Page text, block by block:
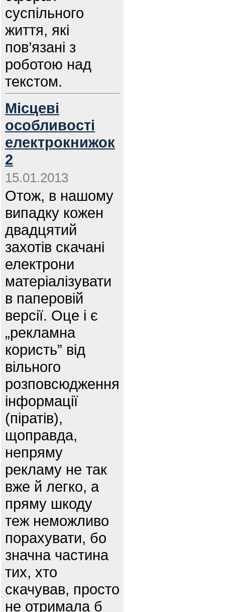
суспільного
життя, які
пов’язані з
роботою над
текстом.
Місцеві
особливості
електрокнижок
2
15.01.2013
Отож, в нашому
випадку кожен
двадцятий
захотів скачані
електрони
матеріалізувати
в паперовій
версії. Оце і є
„рекламна
користь” від
вільного
розповсюдження
інформації
(піратів),
щоправда,
непряму
рекламу не так
вже й легко, а
пряму шкоду
теж неможливо
порахувати, бо
значна частина
тих, хто
скачував, просто
не отримала б